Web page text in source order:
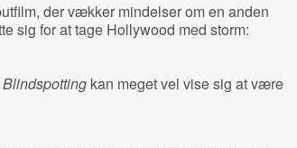
der vækker mindelser om en anden
sig for at tage Hollywood med storm:
Blindspottingkan meget vel vise sig at være